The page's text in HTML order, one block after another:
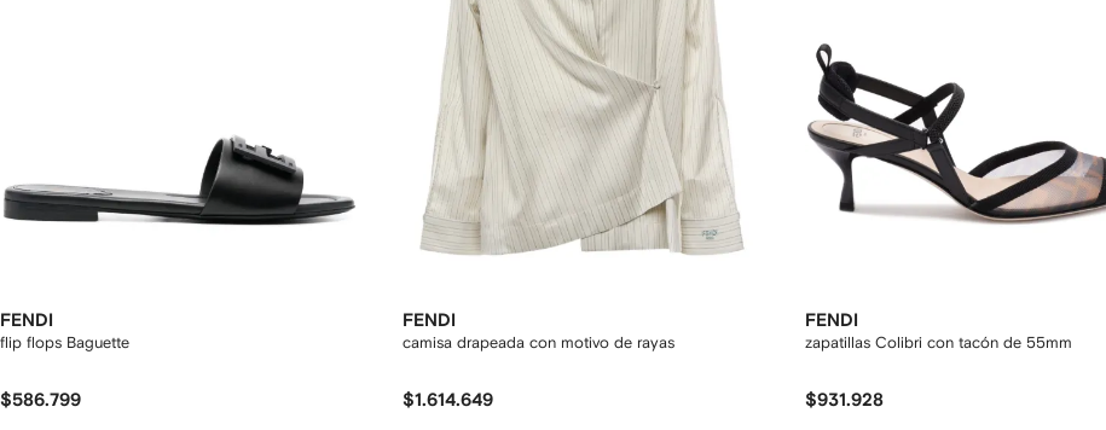
FENDI
flip flops Baguette
$586.799
FENDI
camisa drapeada con motivo de rayas
$1.614.649
FENDI
zapatillas Colibri con tacón de 55mm
$931.928